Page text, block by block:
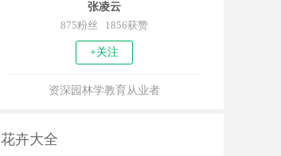
张凌云
875粉丝 1856获赞
+关注
资深园林学教育从业者
花卉大全